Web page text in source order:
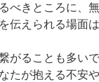
べきところに、
伝えられる場面
がることも多い
たが抱える不安